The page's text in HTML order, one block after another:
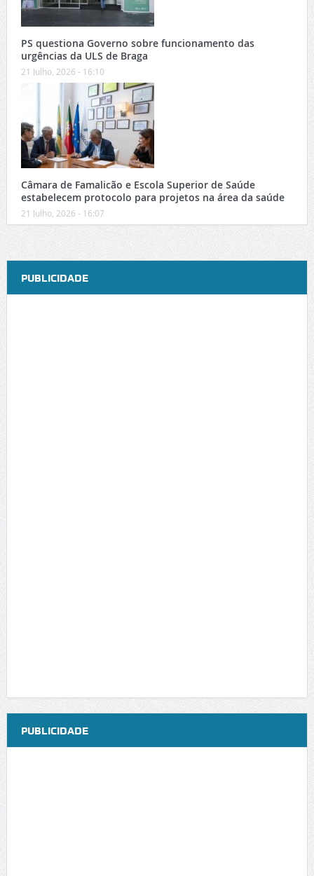
PS questiona Governo sobre funcionamento das
urgências da ULS de Braga
21 Julho, 2026 - 16:10
Câmara de Famalicão e Escola Superior de Saúde
estabelecem protocolo para projetos na área da saúde
21 Julho, 2026 - 16:07
PUBLICIDADE
PUBLICIDADE